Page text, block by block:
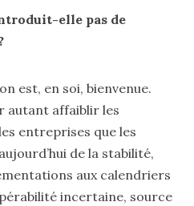
elle pas de
est, en soi, bienvenue.
autant affaiblir les
entreprises que les
de la stabilité,
aux calendriers
incertaine, source